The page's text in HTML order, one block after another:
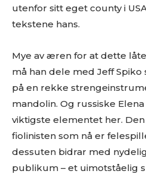
utenfor sitt eget county i
tekstene hans.
Mye av æren for at dette
må han dele med Jeff
på en rekke
mandolin. Og russiske
viktigste elementet her.
fiolinisten som nå er
dessuten bidrar med
publikum – et uimotståelig